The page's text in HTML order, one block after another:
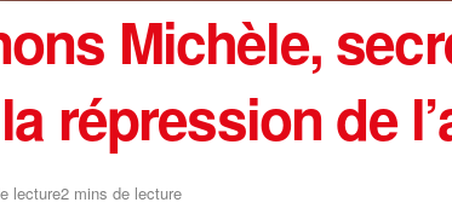
Michèle,
répression de
lecture2 mins de lecture